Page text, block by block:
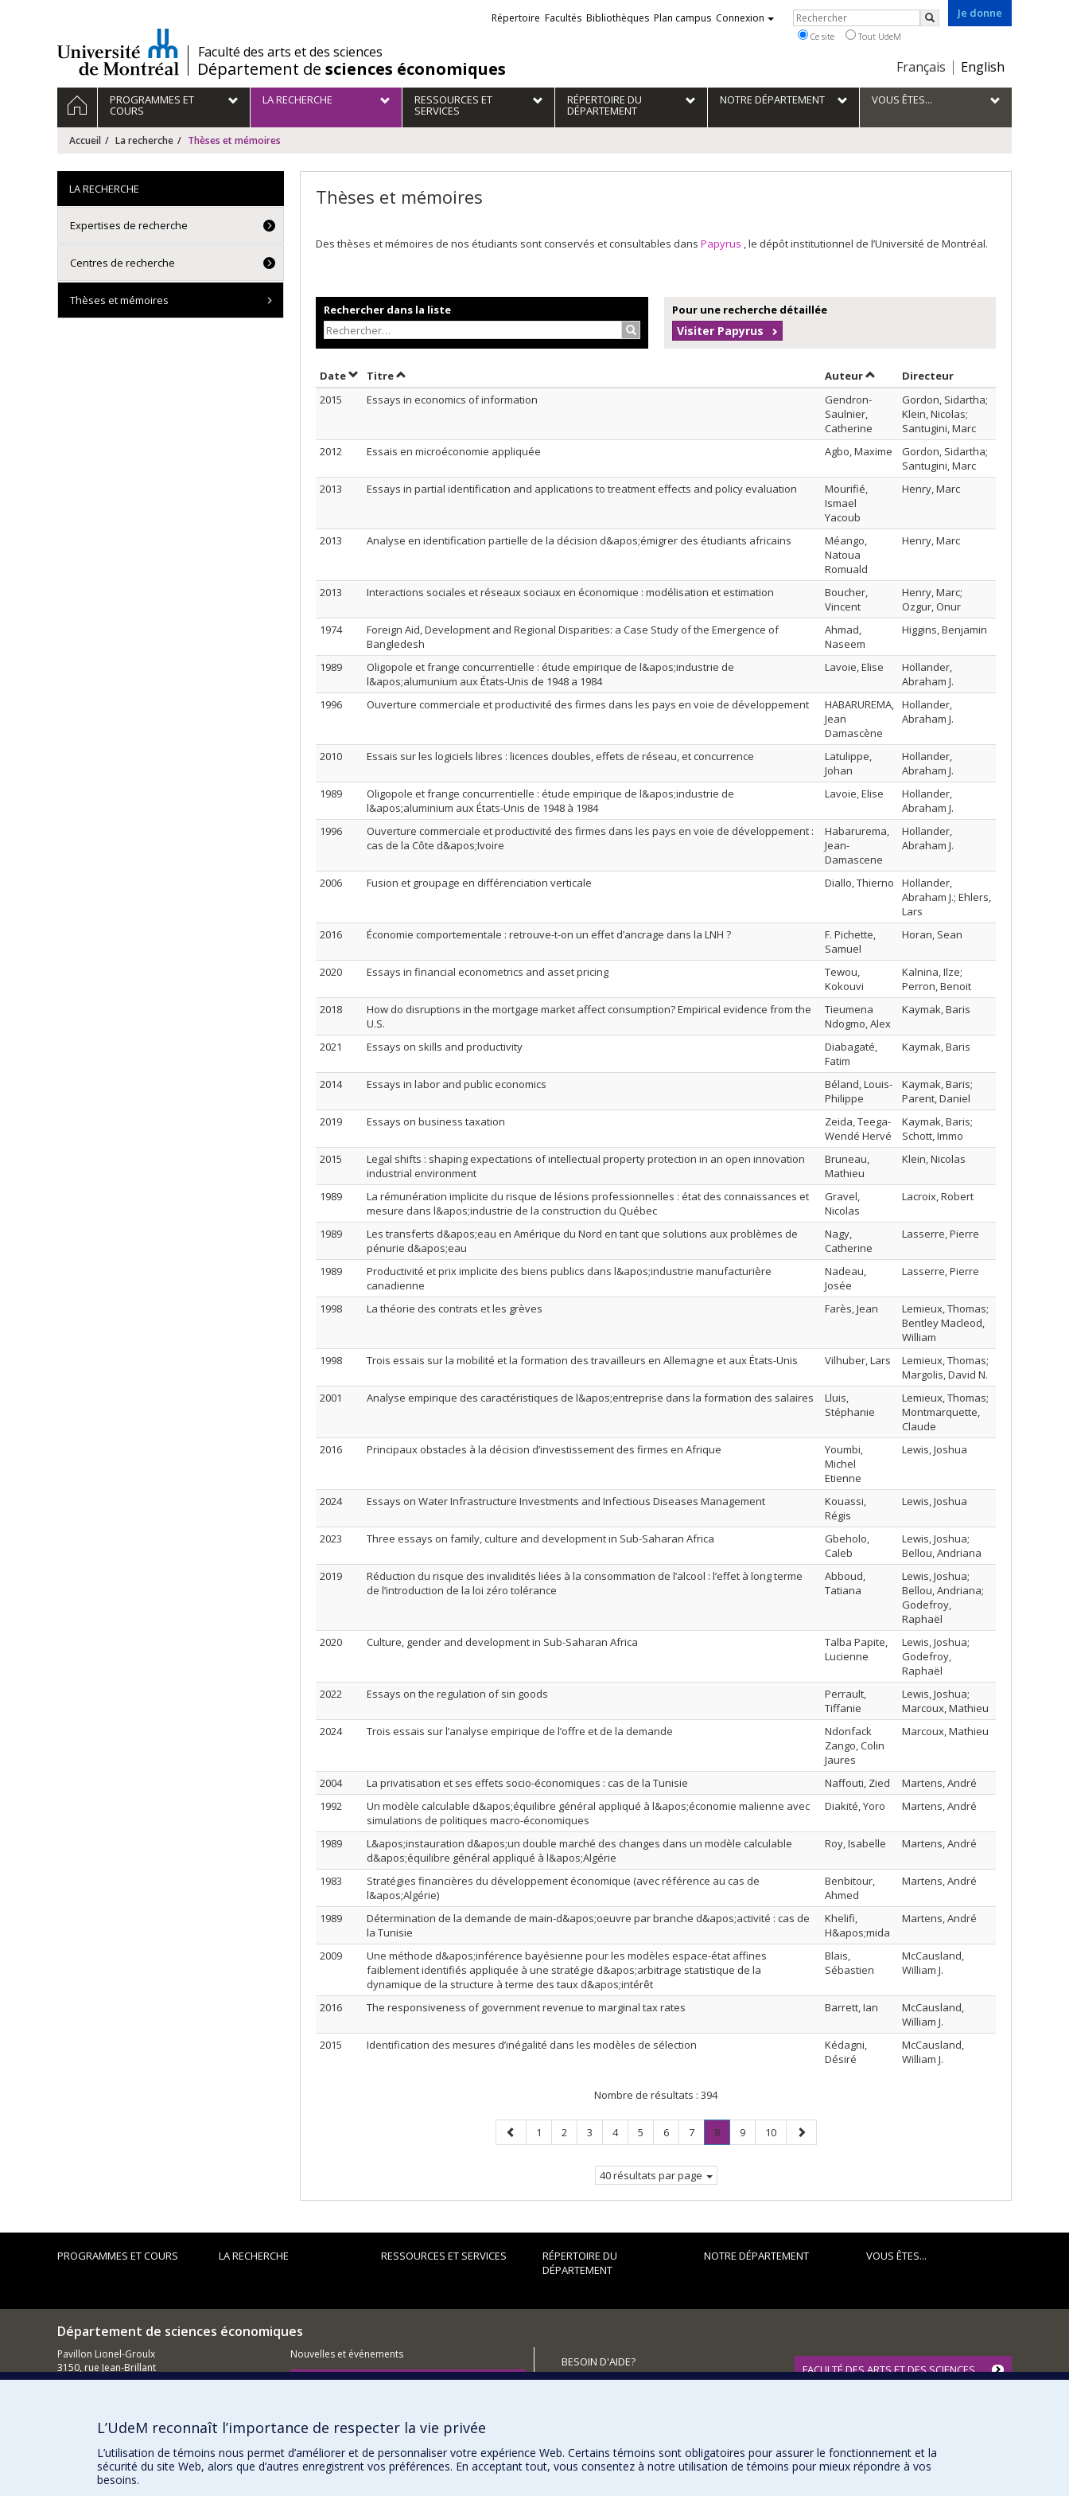
/Faculté des arts et des sciences
Département de sciences économiques
Je donne
Choix
la
langue
Français English
Liens
externes
Répertoire Facultés Bibliothèques Plan campus Connexion Rechercher
Rechercher
Ce site Tout UdeM
Navigation
principale
ACCUEILPROGRAMMES ET
COURS
LA RECHERCHE RESSOURCES ET
SERVICES
RÉPERTOIRE DU
DÉPARTEMENT
NOTRE DÉPARTEMENT VOUS ÊTES...
Accueil La recherche Thèses et mémoires
Thèses et mémoires
Des thèses et mémoires de nos étudiants sont conservés et consultables dans Papyrus , le dépôt institutionnel de l’Université de Montréal.
Rechercher dans la liste
Rechercher…
Pour une recherche détaillée
Visiter Papyrus
DateTrier par date en ordre croissant
TitreTrier par titre en ordre croissant AuteurTrier par auteur en ordre croissant
Directeur
2015
Essays in economics of information
Gendron-
Saulnier,
Catherine
Gordon, Sidartha;
Klein, Nicolas;
Santugini, Marc
2012
Essais en microéconomie appliquée Agbo, Maxime
Gordon, Sidartha;
Santugini, Marc
2013
Essays in partial identification and applications to treatment effects and policy evaluation
Mourifié,
Ismael
Yacoub
Henry, Marc
2013 Analyse en identification partielle de la décision d&apos;émigrer des étudiants africains
Méango,
Natoua
Romuald
Henry, Marc
2013 Interactions sociales et réseaux sociaux en économique : modélisation et estimation
Boucher,
Vincent
Henry, Marc;
Ozgur, Onur
1974
Foreign Aid, Development and Regional Disparities: a Case Study of the Emergence of
Bangledesh
Ahmad,
Naseem
Higgins, Benjamin
1989
Oligopole et frange concurrentielle : étude empirique de l&apos;industrie de
l&apos;alumunium aux États-Unis de 1948 a 1984
Lavoie, Elise
Hollander,
Abraham J.
1996
Ouverture commerciale et productivité des firmes dans les pays en voie de développement
HABARUREMA,
Jean
Damascène
Hollander,
Abraham J.
2010 Essais sur les logiciels libres : licences doubles, effets de réseau, et concurrence
Latulippe,
Johan
Hollander,
Abraham J.
1989
Oligopole et frange concurrentielle : étude empirique de l&apos;industrie de
l&apos;aluminium aux États-Unis de 1948 à 1984
Lavoie, Elise
Hollander,
Abraham J.
1996
Ouverture commerciale et productivité des firmes dans les pays en voie de développement :
cas de la Côte d&apos;Ivoire
Habarurema,
Jean-
Damascene
Hollander,
Abraham J.
2006 Fusion et groupage en différenciation verticale Diallo, Thierno
Hollander,
Abraham J.; Ehlers,
Lars
2016
Économie comportementale : retrouve-t-on un effet d’ancrage dans la LNH ?
F. Pichette,
Samuel
Horan, Sean
2020 Essays in financial econometrics and asset pricing
Tewou,
Kokouvi
Kalnina, Ilze;
Perron, Benoit
2018
How do disruptions in the mortgage market affect consumption? Empirical evidence from the
U.S.
Tieumena
Ndogmo, Alex
Kaymak, Baris
2021 Essays on skills and productivity
Diabagaté,
Fatim
Kaymak, Baris
2014 Essays in labor and public economics
Béland, Louis-
Philippe
Kaymak, Baris;
Parent, Daniel
2019
Essays on business taxation
Zeida, Teega-
Wendé Hervé
Kaymak, Baris;
Schott, Immo
2015
Legal shifts : shaping expectations of intellectual property protection in an open innovation
industrial environment
Bruneau,
Mathieu
Klein, Nicolas
1989
La rémunération implicite du risque de lésions professionnelles : état des connaissances et
mesure dans l&apos;industrie de la construction du Québec
Gravel,
Nicolas
Lacroix, Robert
1989
Les transferts d&apos;eau en Amérique du Nord en tant que solutions aux problèmes de
pénurie d&apos;eau
Nagy,
Catherine
Lasserre, Pierre
1989
Productivité et prix implicite des biens publics dans l&apos;industrie manufacturière
canadienne
Nadeau,
Josée
Lasserre, Pierre
1998 La théorie des contrats et les grèves Farès, Jean
Lemieux, Thomas;
Bentley Macleod,
William
1998
Trois essais sur la mobilité et la formation des travailleurs en Allemagne et aux États-Unis Vilhuber, Lars
Lemieux, Thomas;
Margolis, David N.
2001
Analyse empirique des caractéristiques de l&apos;entreprise dans la formation des salaires
Lluis,
Stéphanie
Lemieux, Thomas;
Montmarquette,
Claude
2016
Principaux obstacles à la décision d’investissement des firmes en Afrique
Youmbi,
Michel
Etienne
Lewis, Joshua
2024 Essays on Water Infrastructure Investments and Infectious Diseases Management
Kouassi,
Régis
Lewis, Joshua
2023 Three essays on family, culture and development in Sub-Saharan Africa
Gbeholo,
Caleb
Lewis, Joshua;
Bellou, Andriana
2019
Réduction du risque des invalidités liées à la consommation de l’alcool : l’effet à long terme
de l’introduction de la loi zéro tolérance
Abboud,
Tatiana
Lewis, Joshua;
Bellou, Andriana;
Godefroy,
Raphaël
2020
Culture, gender and development in Sub-Saharan Africa
Talba Papite,
Lucienne
Lewis, Joshua;
Godefroy,
Raphaël
2022
Essays on the regulation of sin goods
Perrault,
Tiffanie
Lewis, Joshua;
Marcoux, Mathieu
2024
Trois essais sur l’analyse empirique de l’offre et de la demande
Ndonfack
Zango, Colin
Jaures
Marcoux, Mathieu
2004 La privatisation et ses effets socio-économiques : cas de la Tunisie Naffouti, Zied
Martens, André
1992
Un modèle calculable d&apos;équilibre général appliqué à l&apos;économie malienne avec
simulations de politiques macro-économiques
Diakité, Yoro Martens, André
1989
L&apos;instauration d&apos;un double marché des changes dans un modèle calculable
d&apos;équilibre général appliqué à l&apos;Algérie
Roy, Isabelle Martens, André
1983
Stratégies financières du développement économique (avec référence au cas de
l&apos;Algérie)
Benbitour,
Ahmed
Martens, André
1989
Détermination de la demande de main-d&apos;oeuvre par branche d&apos;activité : cas de
la Tunisie
Khelifi,
H&apos;mida
Martens, André
2009
Une méthode d&apos;inférence bayésienne pour les modèles espace-état affines
faiblement identifiés appliquée à une stratégie d&apos;arbitrage statistique de la
dynamique de la structure à terme des taux d&apos;intérêt
Blais,
Sébastien
McCausland,
William J.
2016 The responsiveness of government revenue to marginal tax rates Barrett, Ian
McCausland,
William J.
2015
Identification des mesures d’inégalité dans les modèles de sélection
Kédagni,
Désiré
McCausland,
William J.
Nombre de résultats : 394
Page
précédente
Page
1 Page
2 Page
3 Page
4 Page
5 Page
6 Page
7 Page
8.
Page
Page
9 Page
10
Page
suivante
40 résultats par page
LA RECHERCHE
Expertises de recherche
Centres de recherche
Thèses et mémoires
PROGRAMMES ET COURS LA RECHERCHE RESSOURCES ET SERVICES
RÉPERTOIRE DU
DÉPARTEMENT
NOTRE DÉPARTEMENT VOUS ÊTES...
Département de sciences économiques
Pavillon Lionel-Groulx
3150, rue Jean-Brillant
Montréal (QC)
Nouvelles et événements
Comment soutenir le Département?
BESOIN D'AIDE?
Plan du site
FACULTÉ DES ARTS ET DES SCIENCES
L’UdeM reconnaît l’importance de respecter la vie privée
L’utilisation de témoins nous permet d’améliorer et de personnaliser votre expérience Web. Certains témoins sont obligatoires pour assurer le fonctionnement et la
sécurité du site Web, alors que d’autres enregistrent vos préférences. En acceptant tout, vous consentez à notre utilisation de témoins pour mieux répondre à vos
besoins.